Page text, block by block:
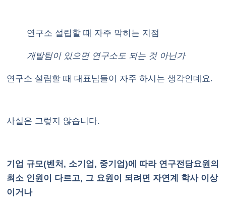
연구소 설립할 때 자주 막히는 지점
개발팀이 있으면 연구소도 되는 것 아닌가
연구소 설립할 때 대표님들이 자주 하시는 생각인데요.
사실은 그렇지 않습니다.
기업 규모(벤처, 소기업, 중기업)에 따라 연구전담요원의
최소 인원이 다르고, 그 요원이 되려면 자연계 학사 이상
이거나